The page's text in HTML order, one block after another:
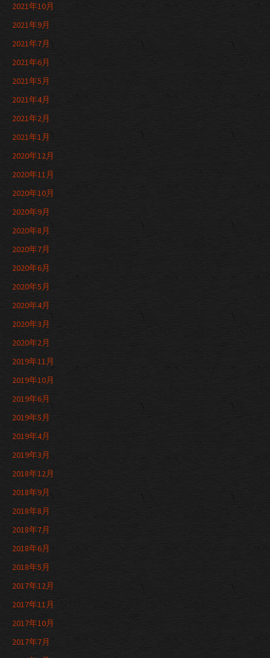
2021年10月
2021年9月
2021年7月
2021年6月
2021年5月
2021年4月
2021年2月
2021年1月
2020年12月
2020年11月
2020年10月
2020年9月
2020年8月
2020年7月
2020年6月
2020年5月
2020年4月
2020年3月
2020年2月
2019年11月
2019年10月
2019年6月
2019年5月
2019年4月
2019年3月
2018年12月
2018年9月
2018年8月
2018年7月
2018年6月
2018年5月
2017年12月
2017年11月
2017年10月
2017年7月